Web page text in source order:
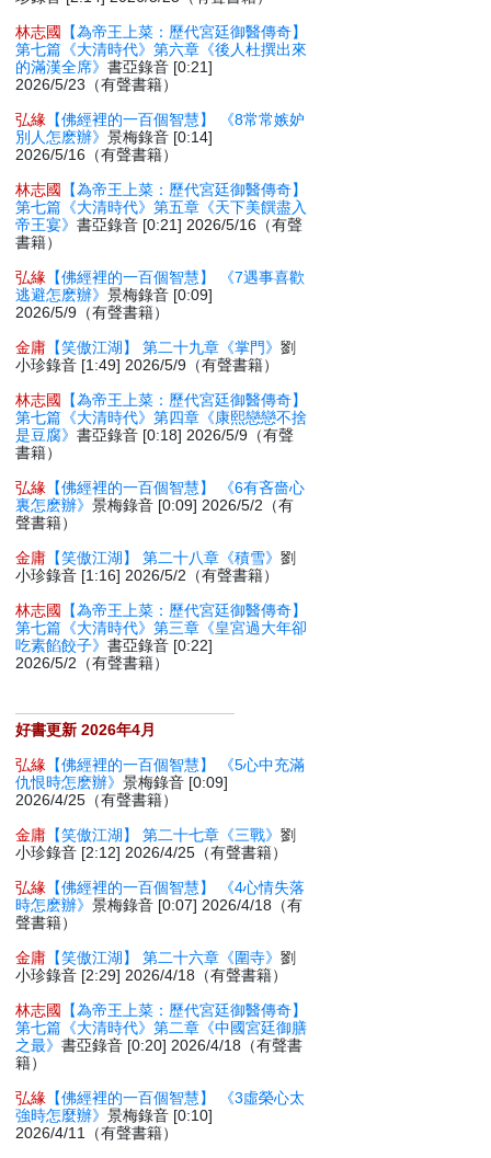
林志國
【為帝王上菜：歷代宮廷御醫傳奇】
第七篇《大清時代》第六章《後人杜撰出來
的滿漢全席》書亞錄音 [0:21]
2026/5/23（有聲書籍）
弘緣 【佛經裡的一百個智慧】 《8常常嫉妒
別人怎麽辦》景梅錄音 [0:14]
2026/5/16（有聲書籍）
林志國
【為帝王上菜：歷代宮廷御醫傳奇】
第七篇《大清時代》第五章《天下美饌盡入
帝王宴》書亞錄音 [0:21] 2026/5/16（有聲
書籍）
弘緣 【佛經裡的一百個智慧】 《7遇事喜歡
逃避怎麽辦》景梅錄音 [0:09]
2026/5/9（有聲書籍）
金庸 【笑傲江湖】 第二十九章《掌門》劉
小珍錄音 [1:49] 2026/5/9（有聲書籍）
林志國
【為帝王上菜：歷代宮廷御醫傳奇】
第七篇《大清時代》第四章《康熙戀戀不捨
是豆腐》書亞錄音 [0:18] 2026/5/9（有聲
書籍）
弘緣 【佛經裡的一百個智慧】 《6有吝嗇心
裏怎麽辦》景梅錄音 [0:09] 2026/5/2（有
聲書籍）
金庸 【笑傲江湖】 第二十八章《積雪》劉
小珍錄音 [1:16] 2026/5/2（有聲書籍）
林志國
【為帝王上菜：歷代宮廷御醫傳奇】
第七篇《大清時代》第三章《皇宮過大年卻
吃素餡餃子》書亞錄音 [0:22]
2026/5/2（有聲書籍）
好書更新 2026年4月
弘緣 【佛經裡的一百個智慧】 《5心中充滿
仇恨時怎麽辦》景梅錄音 [0:09]
2026/4/25（有聲書籍）
金庸 【笑傲江湖】 第二十七章《三戰》劉
小珍錄音 [2:12] 2026/4/25（有聲書籍）
弘緣 【佛經裡的一百個智慧】 《4心情失落
時怎麽辦》景梅錄音 [0:07] 2026/4/18（有
聲書籍）
金庸 【笑傲江湖】 第二十六章《圍寺》劉
小珍錄音 [2:29] 2026/4/18（有聲書籍）
林志國
【為帝王上菜：歷代宮廷御醫傳奇】
第七篇《大清時代》第二章《中國宮廷御膳
之最》書亞錄音 [0:20] 2026/4/18（有聲書
籍）
弘緣 【佛經裡的一百個智慧】 《3虛榮心太
強時怎麼辦》景梅錄音 [0:10]
2026/4/11（有聲書籍）